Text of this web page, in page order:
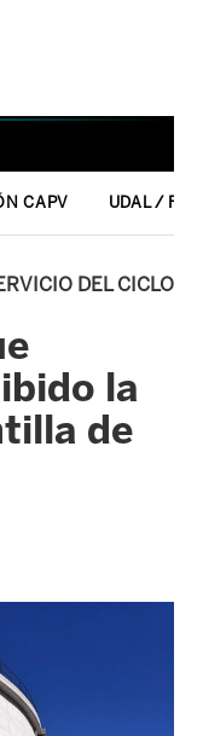
CAPV UDAL /
DEL CICLO
la
de